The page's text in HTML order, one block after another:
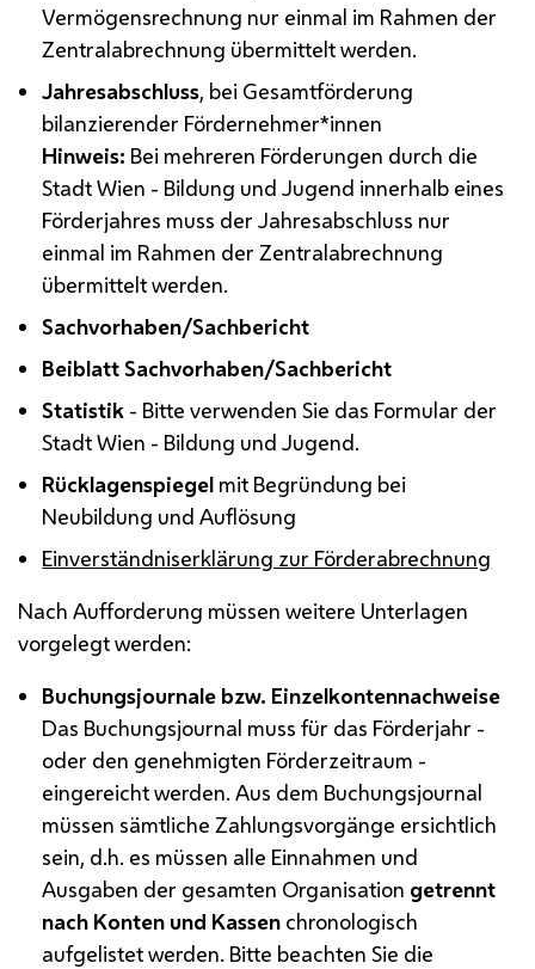
Vermögensrechnung nur einmal im Rahmen der
Zentralabrechnung übermittelt werden.
Jahresabschluss, bei Gesamtförderung
bilanzierender Fördernehmer*innen
Hinweis: Bei mehreren Förderungen durch die
Stadt Wien - Bildung und Jugend innerhalb eines
Förderjahres muss der Jahresabschluss nur
einmal im Rahmen der Zentralabrechnung
übermittelt werden.
Sachvorhaben/Sachbericht
Beiblatt Sachvorhaben/Sachbericht
Statistik - Bitte verwenden Sie das Formular der
Stadt Wien - Bildung und Jugend.
Rücklagenspiegel mit Begründung bei
Neubildung und Auflösung
Einverständniserklärung zur Förderabrechnung
Nach Aufforderung müssen weitere Unterlagen
vorgelegt werden:
Buchungsjournale bzw. Einzelkontennachweise
Das Buchungsjournal muss für das Förderjahr -
oder den genehmigten Förderzeitraum -
eingereicht werden. Aus dem Buchungsjournal
müssen sämtliche Zahlungsvorgänge ersichtlich
sein, d.h. es müssen alle Einnahmen und
Ausgaben der gesamten Organisation getrennt
nach Konten und Kassen chronologisch
aufgelistet werden. Bitte beachten Sie die